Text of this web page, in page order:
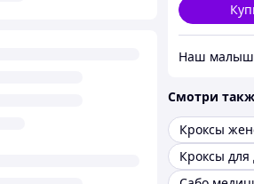
‏Наш малыш
Смотри
Кроксы
Кроксы для